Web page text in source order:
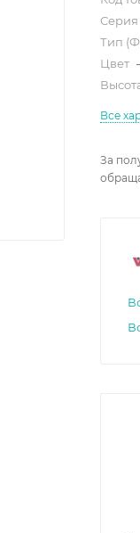
Серия
Тип
Цвет
Все
За